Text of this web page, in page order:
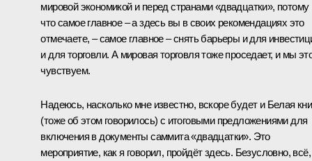
мировой экономикой и перед странами «двадцатки», потому
что самое главное – а здесь вы в своих рекомендациях это
отмечаете, – самое главное – снять барьеры и для
и для торговли. А мировая торговля тоже проседает, и мы
чувствуем.
Надеюсь, насколько мне известно, вскоре будет и Белая
(тоже об этом говорилось) с итоговыми предложениями для
включения в документы саммита «двадцатки». Это
мероприятие, как я говорил, пройдёт здесь. Безусловно, всё,